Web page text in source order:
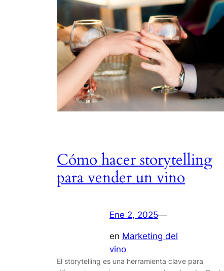
Cómo hacer storytelling
para vender un vino
Ene 2, 2025—
en Marketing del
vino
El storytelling es una herramienta clave para